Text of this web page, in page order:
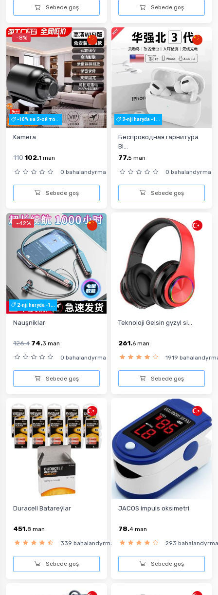
Sebede goş Sebede goş
-8%
-10% на 2-ой то...
Kamera
110102.1 man
0 bahalandyrma
Sebede goş
2-nji haryda -1...
Беспроводная гарнитура
Bl...
77.5 man
0 bahalandyrma
Sebede goş
-42%
2-nji haryda -1...
Nauşniklar
126.4 74.3 man
0 bahalandyrma
Sebede goş
Teknoloji Gelsin gyzyl si...
261.6 man
1919
Sebede goş
Duracell Batareýlar
451.8 man
339 bahalandyrma
Sebede goş
JACOS impuls oksimetri
78.4 man
293 bahalandyrma
Sebede goş